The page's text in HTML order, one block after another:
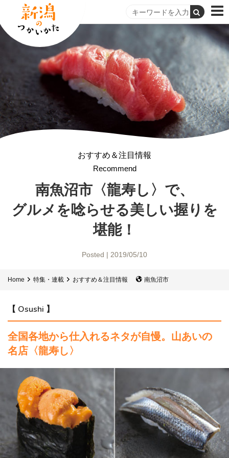
おすすめ＆注目情報
Recommend
南魚沼市〈龍寿し〉で、
グルメを唸らせる美しい握りを
堪能！
Posted | 2019/05/10
Home 特集・連載 おすすめ＆注目情報 南魚沼市
【 Osushi 】
全国各地から仕入れるネタが自慢。 山あいの
名店〈龍寿し〉